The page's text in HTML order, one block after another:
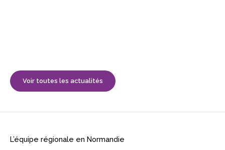
Voir toutes les actualités
L’équipe régionale en Normandie